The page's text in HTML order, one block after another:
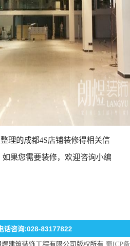
理的成都4S店铺装修得相关信
果您需要装修，欢迎咨询小编
话咨询:028-83177822
建筑装饰工程有限公司版权所有 蜀ICP备